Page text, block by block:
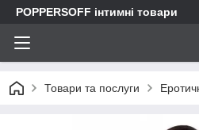
POPPERSOFF інтимні товари
Товари та послуги